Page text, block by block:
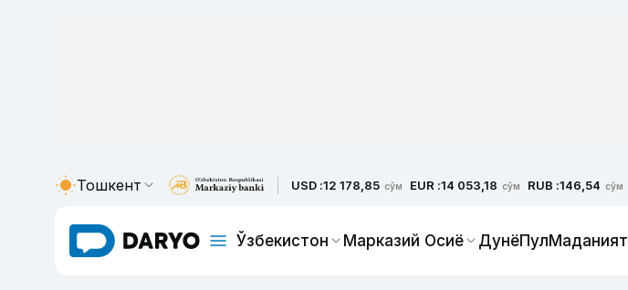
Тошкент USD :12 178,85 сўм EUR :14 053,18 сўм RUB :146,54 сўм
Ўзбекистон Марказий Осиё ДунёПулМаданият